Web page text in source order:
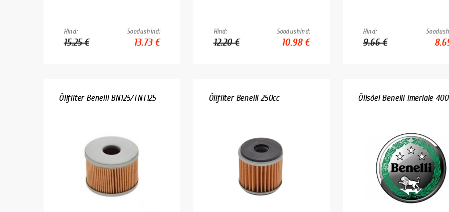
Hind:
15.25 €
Soodushind:
13.73 €
Hind:
12.20 €
Soodushind:
10.98 €
Hind:
9.66 €
Õlifilter Benelli BN125/TNT125 Õlifilter Benelli 250cc Õlisõel Benelli Imeriale 400